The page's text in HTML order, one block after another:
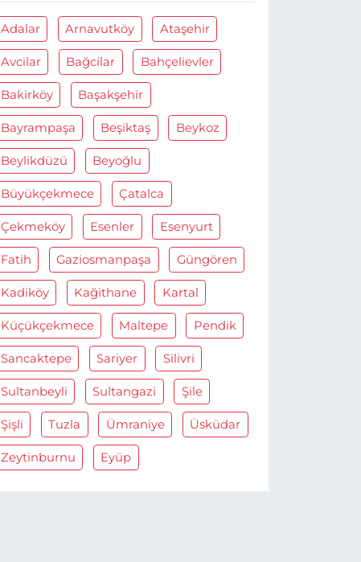
Adalar Arnavutköy Ataşehir
Avcilar Bağcilar Bahçelievler
Bakirköy Başakşehir
Bayrampaşa Beşiktaş Beykoz
Beylikdüzü Beyoğlu
Büyükçekmece Çatalca
Çekmeköy Esenler Esenyurt
Fatih Gaziosmanpaşa Güngören
Kadiköy Kağithane Kartal
Küçükçekmece Maltepe Pendik
Sancaktepe Sariyer Silivri
Sultanbeyli Sultangazi Şile
Şişli Tuzla Ümraniye Üsküdar
Zeytinburnu Eyüp